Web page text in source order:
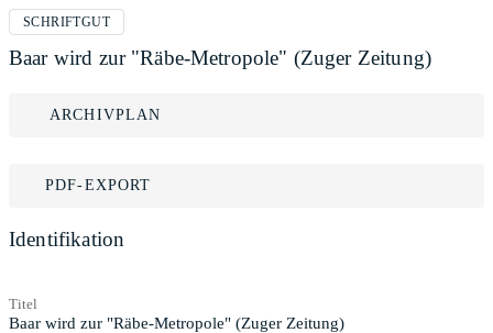
SCHRIFTGUT
Baar wird zur "Räbe-Metropole" (Zuger Zeitung)
ARCHIVPLAN
PDF-EXPORT
Identifikation
Titel
Baar wird zur "Räbe-Metropole" (Zuger Zeitung)